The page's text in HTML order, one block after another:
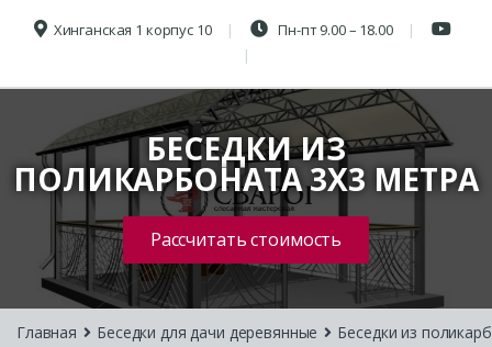
Хинганская 1 корпус 10 Пн-пт 9.00 – 18.00
БЕСЕДКИ ИЗ
ПОЛИКАРБОНАТА 3Х3 МЕТРА
Рассчитать стоимость
Главная Беседки для дачи деревянные Беседки из